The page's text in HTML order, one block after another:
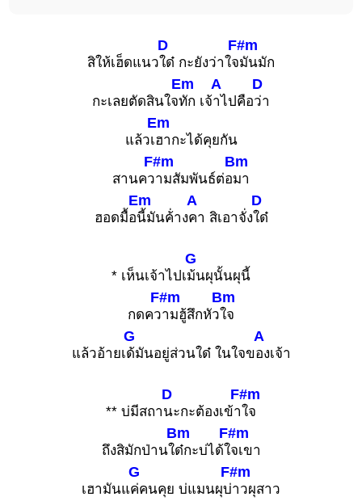
สิให้เฮ็ดแนว
D
ใด๋ กะยังว่าใจ
F#m
มันมัก
กะเลยตัดสินใจ
Em
ทัก เจ้
A
าไปคือ
D
ว่า
แล้วเ
Em
ฮากะได้คุยกัน
สานคว
F#m
ามสัมพันธ์ต่อ
Bm
มา
ฮอดมื้อ
Em
นี้มันค้่าง
A
คา สิเอาจั่ง
D
ใด๋
* เห็นเจ้าไปเ
G
ม้นผุนั้นผุนี้
กดคว
F#m
ามฮู้สึกหัว
Bm
ใจ
แล้วอ้ายเ
G
ด้มันอยู่ส่วนใด๋ ในใจข
A
องเจ้า
** บ่มีสถา
D
นะกะต้องเข้า
F#m
ใจ
ถึงสิมักป่านใ
Bm
ด๋กะบ่ได้ใ
F#m
จเขา
เฮามันแ
G
ค่คนคุย บ่แมนผุบ่
F#m
าวผุสาว